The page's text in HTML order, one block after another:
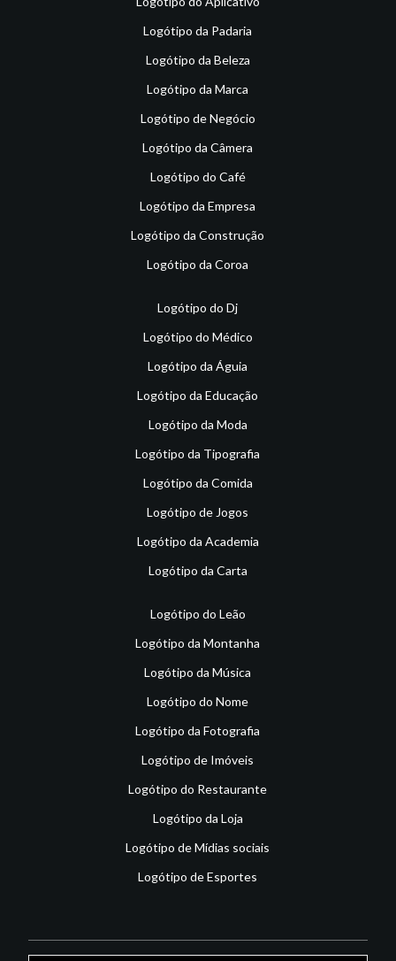
Logótipo da Padaria
Logótipo da Beleza
Logótipo da Marca
Logótipo de Negócio
Logótipo da Câmera
Logótipo do Café
Logótipo da Empresa
Logótipo da Construção
Logótipo da Coroa
Logótipo do Dj
Logótipo do Médico
Logótipo da Águia
Logótipo da Educação
Logótipo da Moda
Logótipo da Tipografia
Logótipo da Comida
Logótipo de Jogos
Logótipo da Academia
Logótipo da Carta
Logótipo do Leão
Logótipo da Montanha
Logótipo da Música
Logótipo do Nome
Logótipo da Fotografia
Logótipo de Imóveis
Logótipo do Restaurante
Logótipo da Loja
Logótipo de Mídias sociais
Logótipo de Esportes